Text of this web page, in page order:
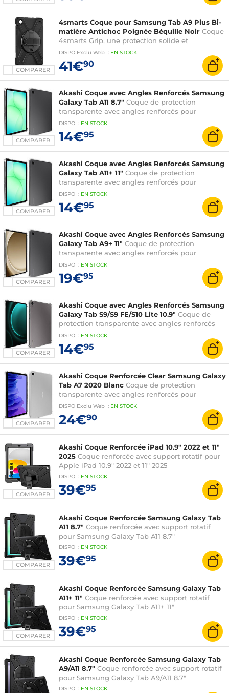
COMPARER
4smarts Coque pour Samsung Tab A9 Plus Bi-
matière Antichoc Poignée Béquille Noir Coque
4smarts Grip, une protection solide et
polyvalente pour votre Galaxy Tab A9 Plus
DISPO Exclu Web : EN STOCK
41€90
COMPARER
Akashi Coque avec Angles Renforcés Samsung
Galaxy Tab A11 8.7" Coque de protection
transparente avec angles renforcés pour
Samsung Galaxy Tab A11 8.7"
DISPO : EN STOCK
14€95
COMPARER
Akashi Coque avec Angles Renforcés Samsung
Galaxy Tab A11+ 11" Coque de protection
transparente avec angles renforcés pour
Samsung Galaxy Tab A11+ 11"
DISPO : EN STOCK
14€95
COMPARER
Akashi Coque avec Angles Renforcés Samsung
Galaxy Tab A9+ 11" Coque de protection
transparente avec angles renforcés pour
Samsung Galaxy Tab A9+ 11"
DISPO : EN STOCK
19€95
COMPARER
Akashi Coque avec Angles Renforcés Samsung
Galaxy Tab S9/S9 FE/S10 Lite 10.9" Coque de
protection transparente avec angles renforcés
pour Samsung Galaxy Tab S9/S9 FE/S10 Lite 10.9"
DISPO : EN STOCK
14€95
COMPARER
Akashi Coque Renforcée Clear Samsung Galaxy
Tab A7 2020 Blanc Coque de protection
transparente avec angles renforcés pour
Samsung Galaxy Tab A7 2020
DISPO Exclu Web : EN STOCK
24€90
COMPARER
Akashi Coque Renforcée iPad 10.9" 2022 et 11"
2025 Coque renforcée avec support rotatif pour
Apple iPad 10.9" 2022 et 11" 2025
DISPO : EN STOCK
39€95
COMPARER
Akashi Coque Renforcée Samsung Galaxy Tab
A11 8.7" Coque renforcée avec support rotatif
pour Samsung Galaxy Tab A11 8.7"
DISPO : EN STOCK
39€95
COMPARER
Akashi Coque Renforcée Samsung Galaxy Tab
A11+ 11" Coque renforcée avec support rotatif
pour Samsung Galaxy Tab A11+ 11"
DISPO : EN STOCK
39€95
Akashi Coque Renforcée Samsung Galaxy Tab
A9/A11 8.7" Coque renforcée avec support rotatif
pour Samsung Galaxy Tab A9/A11 8.7"
DISPO : EN STOCK